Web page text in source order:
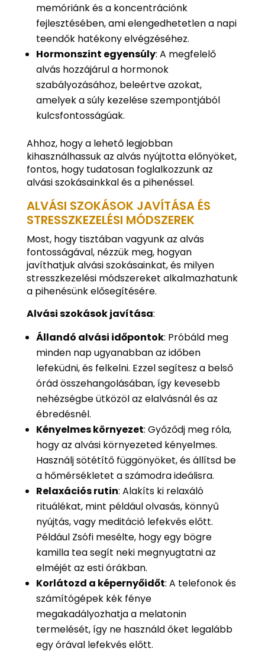
memóriánk és a koncentrációnk
fejlesztésében, ami elengedhetetlen a napi
teendők hatékony elvégzéséhez.
Hormonszint egyensúly: A megfelelő
alvás hozzájárul a hormonok
szabályozásához, beleértve azokat,
amelyek a súly kezelése szempontjából
kulcsfontosságúak.
Ahhoz, hogy a lehető legjobban
kihasználhassuk az alvás nyújtotta előnyöket,
fontos, hogy tudatosan foglalkozzunk az
alvási szokásainkkal és a pihenéssel.
ALVÁSI SZOKÁSOK JAVÍTÁSA ÉS
STRESSZKEZELÉSI MÓDSZEREK
Most, hogy tisztában vagyunk az alvás
fontosságával, nézzük meg, hogyan
javíthatjuk alvási szokásainkat, és milyen
stresszkezelési módszereket alkalmazhatunk
a pihenésünk elősegítésére.
Alvási szokások javítása:
Állandó alvási időpontok: Próbáld meg
minden nap ugyanabban az időben
lefeküdni, és felkelni. Ezzel segítesz a belső
órád összehangolásában, így kevesebb
nehézségbe ütközöl az elalvásnál és az
ébredésnél.
Kényelmes környezet: Győződj meg róla,
hogy az alvási környezeted kényelmes.
Használj sötétítő függönyöket, és állítsd be
a hőmérsékletet a számodra ideálisra.
Relaxációs rutin: Alakíts ki relaxáló
rituálékat, mint például olvasás, könnyű
nyújtás, vagy meditáció lefekvés előtt.
Például Zsófi mesélte, hogy egy bögre
kamilla tea segít neki megnyugtatni az
elméjét az esti órákban.
Korlátozd a képernyőidőt: A telefonok és
számítógépek kék fénye
megakadályozhatja a melatonin
termelését, így ne használd őket legalább
egy órával lefekvés előtt.